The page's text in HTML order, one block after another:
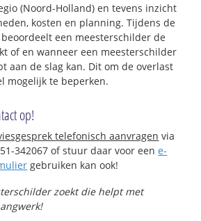
(Noord-Holland) en tevens inzicht
kosten en planning. Tijdens de
een meesterschilder de
of en wanneer een meesterschilder
aan de slag kan. Dit om de overlast
mogelijk te beperken.
op!
telefonisch aanvragen via
342067 of stuur daar voor eene-
gebruiken kan ook!
zoekt die helpt met